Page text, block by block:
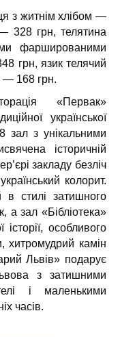
з житнім хлібом —
328 грн, телятина
фаршированими
грн, язик телячий
— 168 грн.
«Первак»
української
зал з унікальними
історичній
закладу безліч
колорит.
стилі затишного
а зал «Бібліотека»
особливого
хитромудрий камін
Львів» подарує
з затишними
і маленькими
часів.